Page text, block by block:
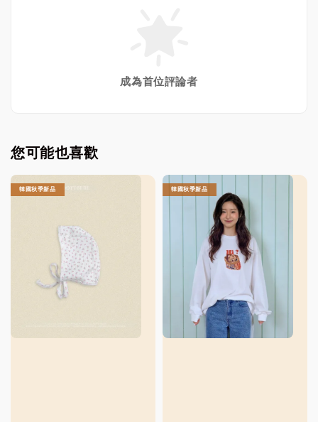
成為首位評論者
您可能也喜歡
韓國秋季新品 韓國秋季新品